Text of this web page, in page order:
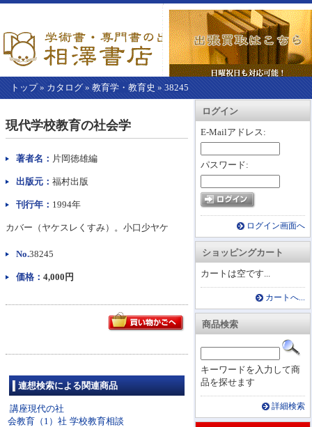
トップ» カタログ » 教育学・教育史 » 38245
カートを見る
ログイン
E-Mailアドレス:
パスワード:
ログイン画面へ
ショッピングカート
カートは空です...
カートへ...
商品検索
キーワードを入力して商
品を探せます
詳細検索
こ
か
本
現代学校教育の社会学
著者名： 片岡徳雄編
出版元： 福村出版
刊行年： 1994年
カバー（ヤケスレくすみ）。小口少ヤケ
No.38245
価格： 4,000円
連想検索による関連商品
講座現代の社
会教育（1）社 学校教育相談